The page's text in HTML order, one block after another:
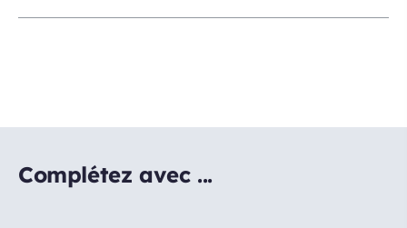
Complétez avec ...